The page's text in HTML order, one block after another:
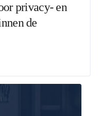
privacy- en
de